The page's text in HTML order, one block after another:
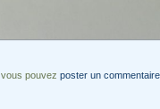
vous pouvezposter un commentaire